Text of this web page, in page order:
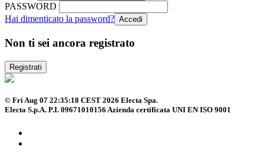
PASSWORD
Hai dimenticato la password?
Non ti sei ancora registrato
Registrati
© Fri Aug 07 22:35:18 CEST 2026 Electa Spa.
Electa S.p.A. P.I. 09671010156 Azienda certificata UNI EN ISO 9001